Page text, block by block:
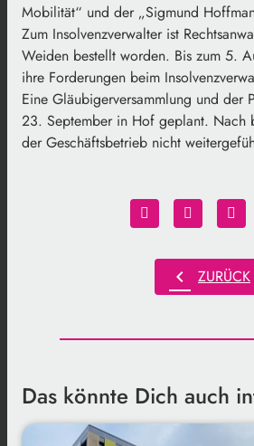
Mobilität“ und der „Sigmund
Zum Insolvenzverwalter ist
Weiden bestellt worden. Bis zum 5.
ihre Forderungen beim
Eine Gläubigerversammlung und der
23. September in Hof geplant. Nach
der Geschäftsbetrieb nicht
chevron_left ZURÜCK
Das könnte Dich auch